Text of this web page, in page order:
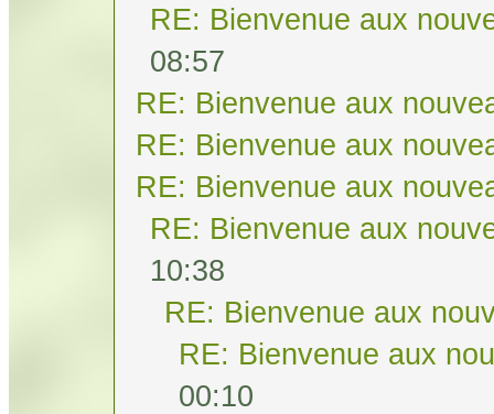
RE: Bienvenue aux
08:57
RE: Bienvenue aux
RE: Bienvenue aux
RE: Bienvenue aux
RE: Bienvenue aux
10:38
RE: Bienvenue aux
RE: Bienvenue aux
00:10